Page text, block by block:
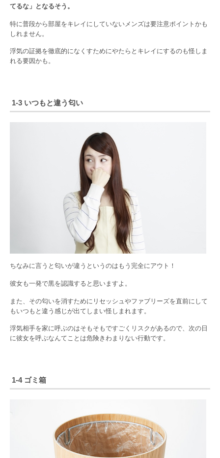
てるな」となるそう。
特に普段から部屋をキレイにしていないメンズは要注意ポイントかも
しれません。
浮気の証拠を徹底的になくすためにやたらとキレイにするのも怪しま
れる要因かも。
1-3 いつもと違う匂い
ちなみに言うと匂いが違うというのはもう完全にアウト！
彼女も一発で黒を認識すると思いますよ。
また、その匂いを消すためにリセッシュやファブリーズを直前にして
もいつもと違う感じが出てしまい怪しまれます。
浮気相手を家に呼ぶのはそもそもですごくリスクがあるので、次の日
に彼女を呼ぶなんてことは危険きわまりない行動です。
1-4 ゴミ箱